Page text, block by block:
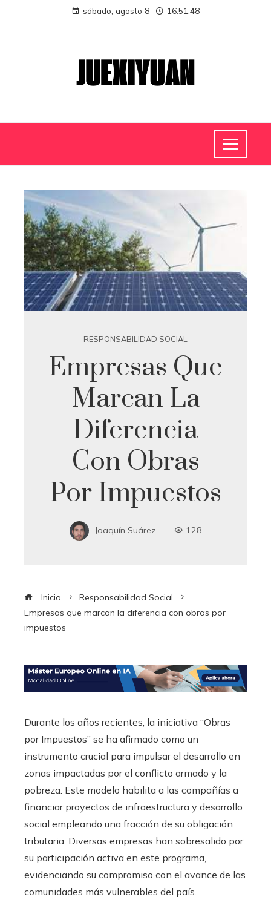
sábado, agosto 8 16:51:49
RESPONSABILIDAD SOCIAL
Empresas Que
Marcan La
Diferencia
Con Obras
Por Impuestos
Joaquín Suárez 128
Inicio
Responsabilidad Social
Empresas que marcan la diferencia con obras por
impuestos
Durante los años recientes, la iniciativa “Obras
por Impuestos” se ha afirmado como un
instrumento crucial para impulsar el desarrollo en
zonas impactadas por el conflicto armado y la
pobreza. Este modelo habilita a las compañías a
financiar proyectos de infraestructura y desarrollo
social empleando una fracción de su obligación
tributaria. Diversas empresas han sobresalido por
su participación activa en este programa,
evidenciando su compromiso con el avance de las
comunidades más vulnerables del país.